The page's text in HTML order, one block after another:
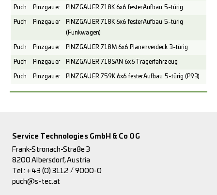
Puch Pinzgauer PINZGAUER 718K 6x6 fester Aufbau 5-türig
Puch Pinzgauer
PINZGAUER 718K 6x6 fester Aufbau 5-türig
(Funkwagen)
Puch Pinzgauer PINZGAUER 718M 6x6 Planenverdeck 3-türig
Puch Pinzgauer PINZGAUER 718SAN 6x6 Trägerfahrzeug
Puch Pinzgauer PINZGAUER 759K 6x6 fester Aufbau 5-türig (P93)
Service Technologies GmbH & Co OG
Frank-Stronach-Straße 3
8200 Albersdorf, Austria
Tel.: +43 (0) 3112 / 9000-0
puch@s-tec.at